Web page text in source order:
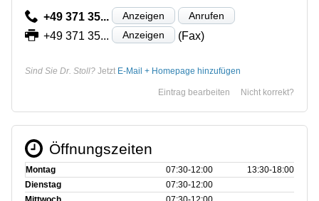
+49 371 35... Anzeigen Anrufen
+49 371 35... Anzeigen (Fax)
Sind Sie Dr. Stoll? Jetzt E-Mail + Homepage hinzufügen
Nicht korrekt?
Eintrag bearbeiten
Öffnungszeiten
Montag 07:30‑12:00
13:30‑18:00
Dienstag
07:30‑12:00